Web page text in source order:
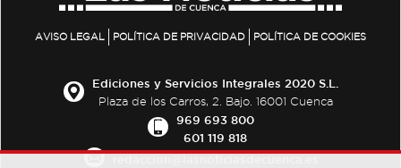
AVISO LEGAL POLÍTICA DE PRIVACIDAD POLÍTICA DE COOKIES
Ediciones y Servicios Integrales 2020 S.L.
Plaza de los Carros, 2. Bajo. 16001 Cuenca
969 693 800
601 119 818